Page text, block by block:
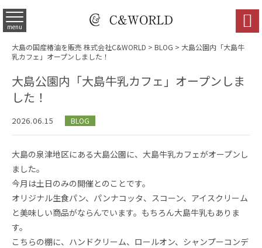
menu 
大島の国産椿油を販売 株式会社C&WORLD > BLOG > 大島公園内「大島牛
乳カフェ」オープンしました！
大島公園内「大島牛乳カフェ」オープンしま
した！
2026.06.15 BLOG
大島の泉津地区にある大島公園に、大島牛乳カフェがオープンし
ました。
今月は土日のみの開催とのことです。
オリジナル生食パン、パンナコッタ、スコーン、アイスクリーム
と美味しい商品がならんでいます。もちろん大島牛乳もありま
す。
こちらの棚に、ハンドクリーム、ロールオン、シャンプーコンデ